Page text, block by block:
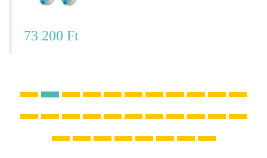
73 200 Ft